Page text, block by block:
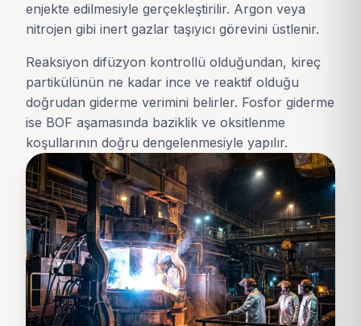
enjekte edilmesiyle gerçekleştirilir. Argon veya
nitrojen gibi inert gazlar taşıyıcı görevini üstlenir.
Reaksiyon difüzyon kontrollü olduğundan, kireç
partikülünün ne kadar ince ve reaktif olduğu
doğrudan giderme verimini belirler. Fosfor giderme
ise BOF aşamasında baziklik ve oksitlenme
koşullarının doğru dengelenmesiyle yapılır.